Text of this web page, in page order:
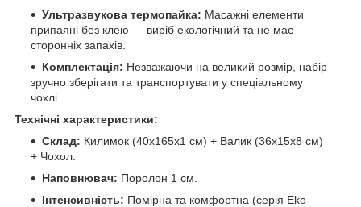
Ультразвукова термопайка: Масажні елементи
припаяні без клею — виріб екологічний та не має
сторонніх запахів.
Комплектація: Незважаючи на великий розмір, набір
зручно зберігати та транспортувати у спеціальному
чохлі.
Технічні характеристики:
Склад: Килимок (40х165х1 см) + Валик (36х15х8 см)
+ Чохол.
Наповнювач: Поролон 1 см.
Інтенсивність: Помірна та комфортна (серія Eko-